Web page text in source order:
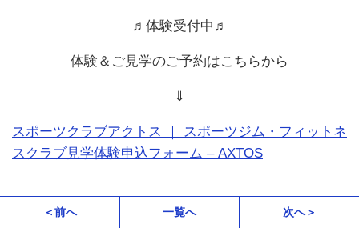
♬体験受付中♬
体験＆ご見学のご予約はこちらから
⇓
スポーツクラブアクトス ｜ スポーツジム・フィットネ
スクラブ見学体験申込フォーム – AXTOS
＜前へ 一覧へ 次へ＞